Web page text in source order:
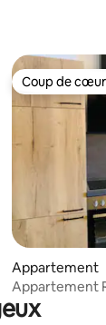
sur 5
sur la
Coup de
Coup de
Appartement
Appartement